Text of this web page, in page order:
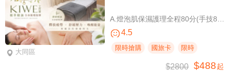
大同區
4.5
限時搶購 國旅卡 限時
$2800 $488起